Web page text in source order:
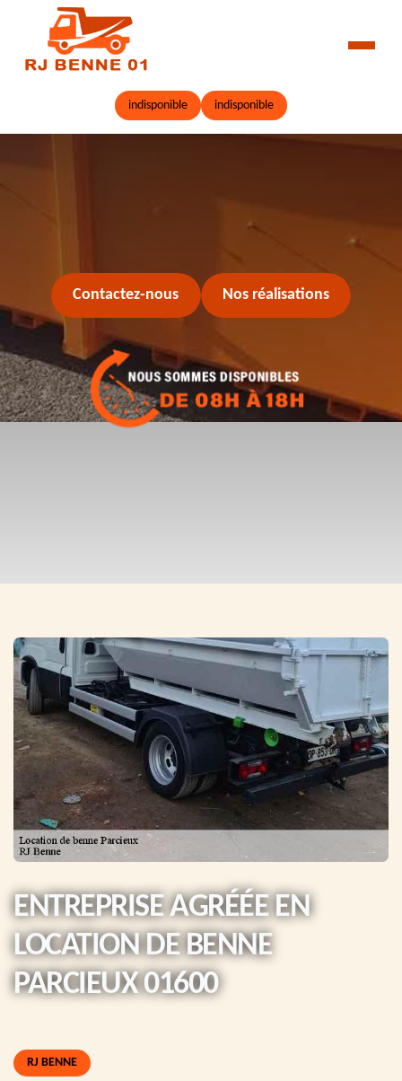
indisponible indisponible
Contactez-nous Nos réalisations
ENTREPRISE AGRÉÉE EN
LOCATION DE BENNE
PARCIEUX 01600
RJ BENNE